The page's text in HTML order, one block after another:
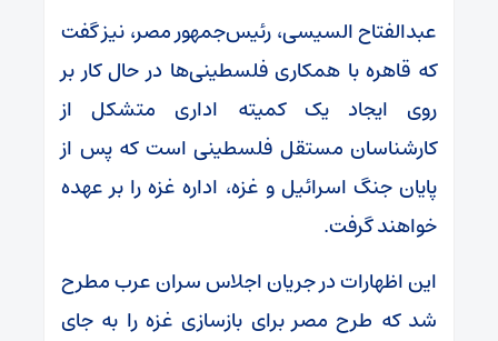
عبدالفتاح السیسی، رئیس‌جمهور مصر، نیز گفت
که قاهره با همکاری فلسطینی‌ها در حال کار بر
روی ایجاد یک کمیته اداری متشکل از
کارشناسان مستقل فلسطینی است که پس از
پایان جنگ اسرائیل و غزه، اداره غزه را بر عهده
خواهند گرفت.
این اظهارات در جریان اجلاس سران عرب مطرح
شد که طرح مصر برای بازسازی غزه را به جای